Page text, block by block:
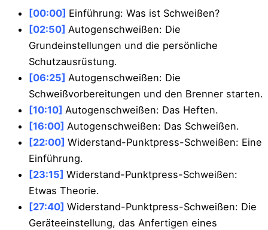
[00:00] Einführung: Was ist Schweißen?
[02:50] Autogenschweißen: Die
Grundeinstellungen und die persönliche
Schutzausrüstung.
[06:25] Autogenschweißen: Die
Schweißvorbereitungen und den Brenner starten.
[10:10] Autogenschweißen: Das Heften.
[16:00] Autogenschweißen: Das Schweißen.
[22:00] Widerstand-Punktpress-Schweißen: Eine
Einführung.
[23:15] Widerstand-Punktpress-Schweißen:
Etwas Theorie.
[27:40] Widerstand-Punktpress-Schweißen: Die
Geräteeinstellung, das Anfertigen eines